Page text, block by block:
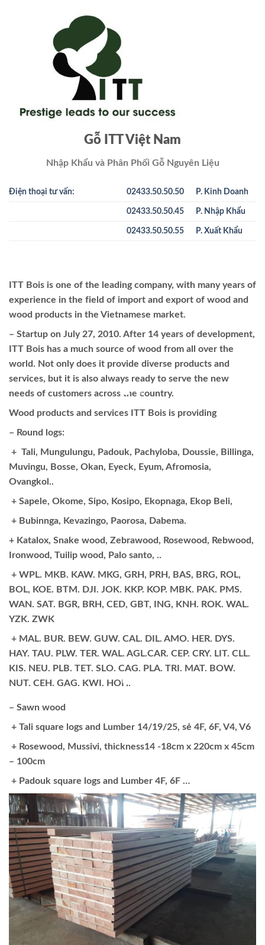
Gỗ ITT Việt Nam
Nhập Khẩu và Phân Phối Gỗ Nguyên Liệu
Điện thoại tư vấn: 02433.50.50.50 P. Kinh Doanh
02433.50.50.45 P. Nhập Khẩu
02433.50.50.55 P. Xuất Khẩu
ITT Bois is one of the leading company, with many years of
experience in the field of import and export of wood and
wood products in the Vietnamese market.
– Startup on July 27, 2010. After 14 years of development,
ITT Bois has a much source of wood from all over the
world. Not only does it provide diverse products and
services, but it is also always ready to serve the new
needs of customers across the country.
Wood products and services ITT Bois is providing
– Round logs:
+ Tali, Mungulungu, Padouk, Pachyloba, Doussie, Billinga,
Muvingu, Bosse, Okan, Eyeck, Eyum, Afromosia,
Ovangkol..
+ Sapele, Okome, Sipo, Kosipo, Ekopnaga, Ekop Beli,
+ Bubinnga, Kevazingo, Paorosa, Dabema.
+ Katalox, Snake wood, Zebrawood, Rosewood, Rebwood,
Ironwood, Tuilip wood, Palo santo, ..
+ WPL. MKB. KAW. MKG, GRH, PRH, BAS, BRG, ROL,
BOL, KOE. BTM. DJI. JOK. KKP. KOP. MBK. PAK. PMS.
WAN. SAT. BGR, BRH, CED, GBT, ING, KNH. ROK. WAL.
YZK. ZWK
+ MAL. BUR. BEW. GUW. CAL. DIL. AMO. HER. DYS.
HAY. TAU. PLW. TER. WAL. AGL.CAR. CEP. CRY. LIT. CLL.
KIS. NEU. PLB. TET. SLO. CAG. PLA. TRI. MAT. BOW.
NUT. CEH. GAG. KWI. HOH.
– Sawn wood
+ Tali square logs and Lumber 14/19/25, sẻ 4F, 6F, V4, V6
+ Rosewood, Mussivi, thickness14 -18cm x 220cm x 45cm
– 100cm
+ Padouk square logs and Lumber 4F, 6F …